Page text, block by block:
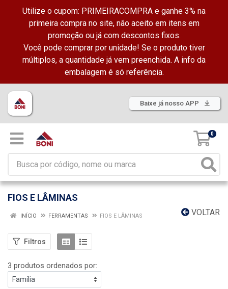
Utilize o cupom: PRIMEIRACOMPRA e ganhe 3% na
primeira compra no site, não aceito em itens em
promoção ou já com descontos fixos.
Você pode comprar por unidade! Se o produto tiver
múltiplos, a quantidade já vem preenchida. A info da
embalagem é só referência.
Baixe já nosso APP
0
FIOS E LÂMINAS
VOLTAR
INÍCIO FERRAMENTAS FIOS E LÂMINAS
Filtros
3 produtos ordenados por: